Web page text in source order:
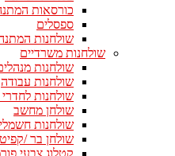
כורסאות
ספסלים
שולחנות
שולחנות משרדיים
שולחנות
שולחנות עבודה
שולחנות לחדרי
שולחן מחשב
שולחנות
שולחן בר /
קטלוג צבעי